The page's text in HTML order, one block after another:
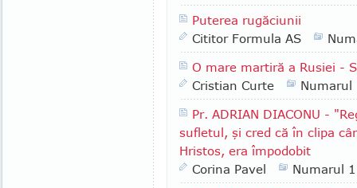
Puterea rugăciunii
Cititor Formula AS
O mare martiră a Rusiei -
Cristian Curte
Numarul
Pr. ADRIAN DIACONU -
sufletul, şi cred că în clipa
Hristos, era împodobit
Corina Pavel
Numarul